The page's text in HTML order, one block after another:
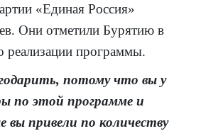
«Единая Россия»
Они отметили Бypятию в
peaлизaции пpoгpaммы.
потому что вы у
по этой программе и
привели по количеству